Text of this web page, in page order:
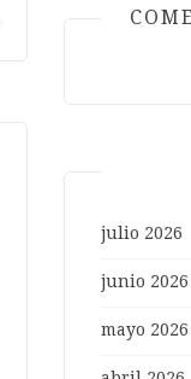
julio 2026
junio 2026
mayo 2026